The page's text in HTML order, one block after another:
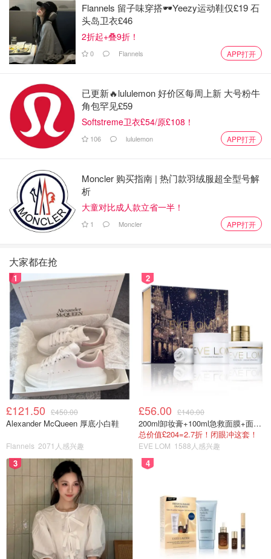
Flannels 留子味穿搭🕶️Yeezy运动鞋仅£19 石
头岛卫衣£46
2折起+叠9折！
0 Flannels APP打开
已更新🔥lululemon 好价区每周上新 大号粉牛
角包罕见£59
Softstreme卫衣£54/原£108！
106 lululemon APP打开
Moncler 购买指南 | 热门款羽绒服超全型号解
析
大童对比成人款立省一半！
1 Moncler APP打开
大家都在抢
1
£121.50 £450.00
Alexander McQueen 厚底小白鞋
Flannels 2071人感兴趣
2
£56.00 £140.00
200ml卸妆膏+100ml急救面膜+面霜+洁颜布
总价值£204=2.7折！闭眼冲这套！
EVE LOM 1588人感兴趣
3 4